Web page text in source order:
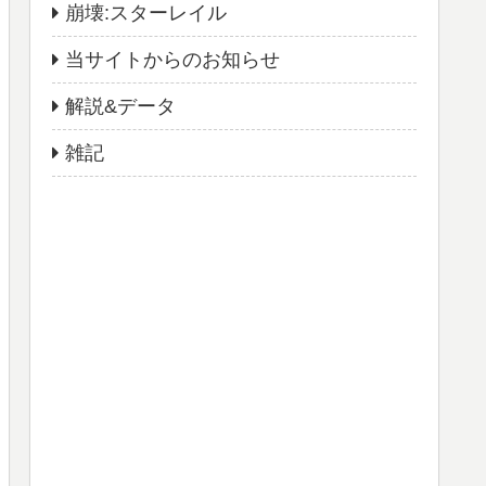
崩壊:スターレイル
当サイトからのお知らせ
解説&データ
雑記